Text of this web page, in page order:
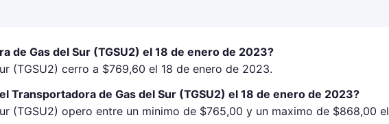
de Gas del Sur (TGSU2) el 18 de enero de 2023?
(TGSU2) cerro a $769,60 el 18 de enero de 2023.
Transportadora de Gas del Sur (TGSU2) el 18 de enero de 2023?
(TGSU2) opero entre un minimo de $765,00 y un maximo de $868,00 el